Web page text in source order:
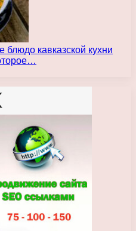
кавказской кухни